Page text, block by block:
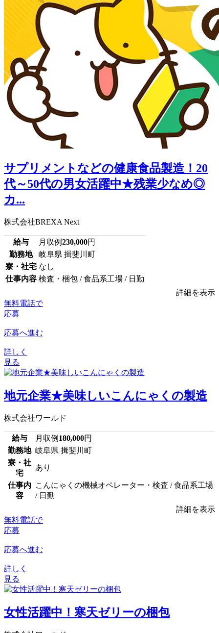
サプリメントなどの健康食品製造！20
代～50代の男女活躍中★残業少なめ◎
カ...
株式会社BREXA Next
給与 月収例230,000円
勤務地
岐阜県 揖斐川町
寮・社宅 なし
仕事内容 検査・梱包 / 食品系工場 / 日勤
詳細を表示
無料電話で
応募
応募へ進む
詳しく
見る
地元企業★美味しいこんにゃくの製造
株式会社ワールド
給与 月収例 180,000円
勤務地 岐阜県 揖斐川町
寮・社
宅
あり
仕事内
容
こんにゃくの機械オペレーター・検査 / 食品系工場
/ 日勤
詳細を表示
無料電話で
応募
応募へ進む
詳しく
見る
女性活躍中！寒天ゼリーの梱包